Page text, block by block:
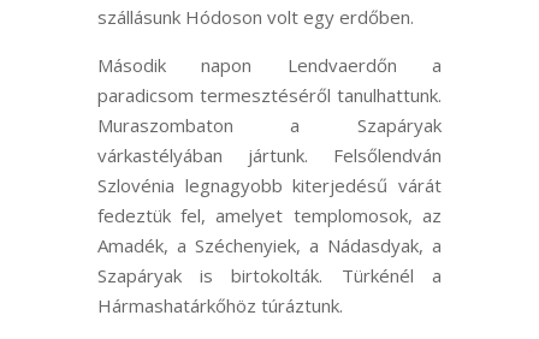
szállásunk Hódoson volt egy erdőben.
Második napon Lendvaerdőn a
paradicsom termesztéséről tanulhattunk.
Muraszombaton a Szapáryak
várkastélyában jártunk. Felsőlendván
Szlovénia legnagyobb kiterjedésű várát
fedeztük fel, amelyet templomosok, az
Amadék, a Széchenyiek, a Nádasdyak, a
Szapáryak is birtokolták. Türkénél a
Hármashatárkőhöz túráztunk.